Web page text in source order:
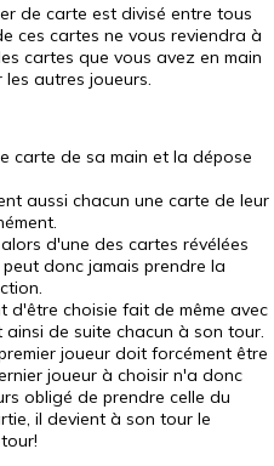
de carte est divisé entre tous
ces cartes ne vous reviendra à
cartes que vous avez en main
autres joueurs.
carte de sa main et la dépose
aussi chacun une carte de leur
d'une des cartes révélées
donc jamais prendre la
d'être choisie fait de même avec
de suite chacun à son tour.
joueur doit forcément être
joueur à choisir n'a donc
obligé de prendre celle du
il devient à son tour le